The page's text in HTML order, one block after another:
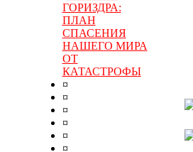
ГОРИЗДРА:
ПЛАН
СПАСЕНИЯ
НАШЕГО МИРА
ОТ
КАТАСТРОФЫ
¤
¤
¤
¤
¤
¤